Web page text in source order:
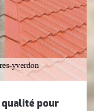
pour